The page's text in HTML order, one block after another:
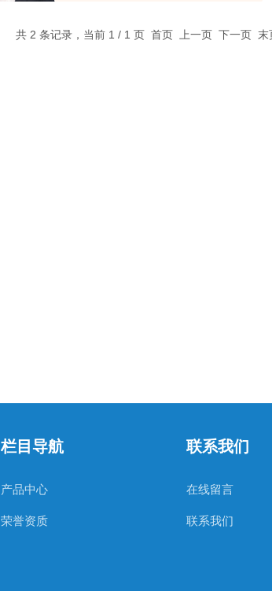
共 2 条记录，当前 1 / 1 页 首页 上一页 下一页 末
栏目导航
产品中心
荣誉资质
联系我们
在线留言
联系我们